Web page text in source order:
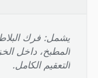
يشمل: فرك
المطبخ، داخل
التعقيم الكامل.